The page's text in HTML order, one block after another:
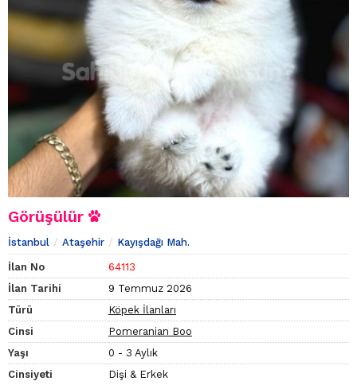
Görüşülür
İstanbul Ataşehir Kayışdağı Mah.
İlan No
64113
İlan Tarihi
9 Temmuz 2026
Türü
Köpek İlanları
Cinsi
Pomeranian Boo
Yaşı
0 - 3 Aylık
Cinsiyeti
Dişi & Erkek